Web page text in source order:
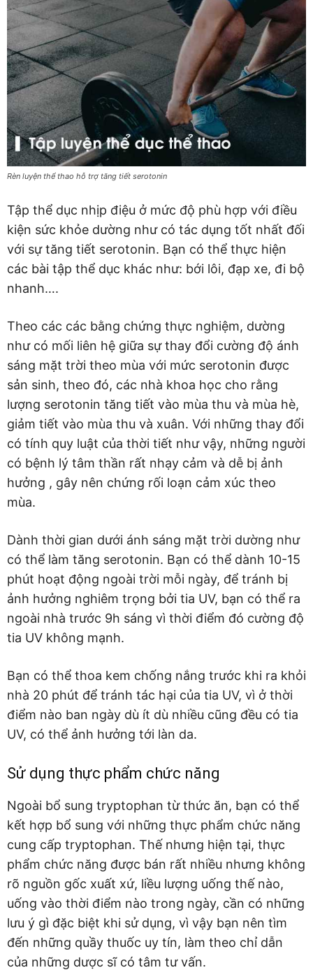
Rèn luyện thể thao hỗ trợ tăng tiết serotonin
Tập thể dục nhịp điệu ở mức độ phù hợp với điều
kiện sức khỏe dường như có tác dụng tốt nhất đối
với sự tăng tiết serotonin. Bạn có thể thực hiện
các bài tập thể dục khác như: bới lôi, đạp xe, đi bộ
nhanh….
Theo các các bằng chứng thực nghiệm, dường
như có mối liên hệ giữa sự thay đổi cường độ ánh
sáng mặt trời theo mùa với mức serotonin được
sản sinh, theo đó, các nhà khoa học cho rằng
lượng serotonin tăng tiết vào mùa thu và mùa hè,
giảm tiết vào mùa thu và xuân. Với những thay đổi
có tính quy luật của thời tiết như vậy, những người
có bệnh lý tâm thần rất nhạy cảm và dễ bị ảnh
hưởng , gây nên chứng rối loạn cảm xúc theo
mùa.
Dành thời gian dưới ánh sáng mặt trời dường như
có thể làm tăng serotonin. Bạn có thể dành 10-15
phút hoạt động ngoài trời mỗi ngày, để tránh bị
ảnh hưởng nghiêm trọng bởi tia UV, bạn có thể ra
ngoài nhà trước 9h sáng vì thời điểm đó cường độ
tia UV không mạnh.
Bạn có thể thoa kem chống nắng trước khi ra khỏi
nhà 20 phút để tránh tác hại của tia UV, vì ở thời
điểm nào ban ngày dù ít dù nhiều cũng đều có tia
UV, có thể ảnh hưởng tới làn da.
Sử dụng thực phẩm chức năng
Ngoài bổ sung tryptophan từ thức ăn, bạn có thể
kết hợp bổ sung với những thực phẩm chức năng
cung cấp tryptophan. Thế nhưng hiện tại, thực
phẩm chức năng được bán rất nhiều nhưng không
rõ nguồn gốc xuất xứ, liều lượng uống thế nào,
uống vào thời điểm nào trong ngày, cần có những
lưu ý gì đặc biệt khi sử dụng, vì vậy bạn nên tìm
đến những quầy thuốc uy tín, làm theo chỉ dẫn
của những dược sĩ có tâm tư vấn.